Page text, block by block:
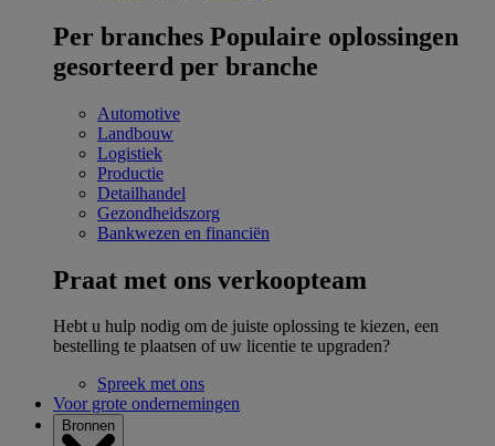
Per branches Populaire oplossingen
gesorteerd per branche
Automotive
Landbouw
Logistiek
Productie
Detailhandel
Gezondheidszorg
Bankwezen en financiën
Praat met ons verkoopteam
Hebt u hulp nodig om de juiste oplossing te kiezen, een
bestelling te plaatsen of uw licentie te upgraden?
Spreek met ons
Voor grote ondernemingen
Bronnen